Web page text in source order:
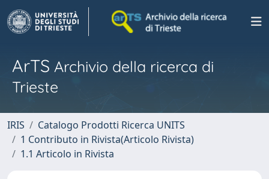
ArTS Archivio della ricerca di
Trieste
IRIS
Catalogo Prodotti Ricerca UNITS
1 Contributo in Rivista(Articolo Rivista)
1.1 Articolo in Rivista